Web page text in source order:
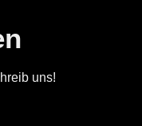
uns!